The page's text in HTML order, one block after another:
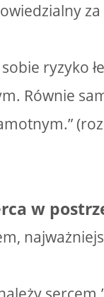
ryzyko
Równie
w